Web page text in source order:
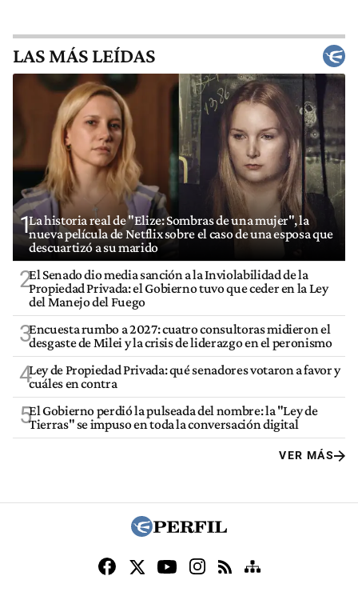
LAS MÁS LEÍDAS
1La historia real de "Elize: Sombras de una mujer", la
nueva película de Netflix sobre el caso de una esposa que
descuartizó a su marido
2El Senado dio media sanción a la Inviolabilidad de la
Propiedad Privada: el Gobierno tuvo que ceder en la Ley
del Manejo del Fuego
3Encuesta rumbo a 2027: cuatro consultoras midieron el
desgaste de Milei y la crisis de liderazgo en el peronismo
4Ley de Propiedad Privada: qué senadores votaron a favor y
cuáles en contra
5El Gobierno perdió la pulseada del nombre: la "Ley de
Tierras" se impuso en toda la conversación digital
VER MÁS